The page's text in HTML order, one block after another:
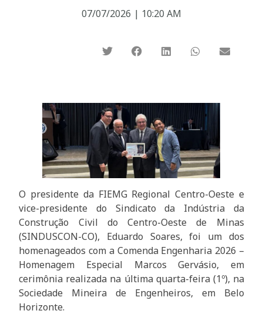
07/07/2026 | 10:20 AM
O presidente da FIEMG Regional Centro-Oeste e
vice-presidente do Sindicato da Indústria da
Construção Civil do Centro-Oeste de Minas
(SINDUSCON-CO), Eduardo Soares, foi um dos
homenageados com a Comenda Engenharia 2026 –
Homenagem Especial Marcos Gervásio, em
cerimônia realizada na última quarta-feira (1º), na
Sociedade Mineira de Engenheiros, em Belo
Horizonte.